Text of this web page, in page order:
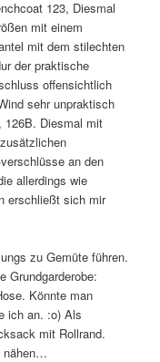
123, Diesmal
mit einem
mit dem stilechten
der praktische
offensichtlich
sehr unpraktisch
126B. Diesmal mit
an den
allerdings wie
erschließt sich mir
zu Gemüte führen.
Grundgarderobe:
Könnte man
ich an. :o) Als
mit Rollrand.
nähen…